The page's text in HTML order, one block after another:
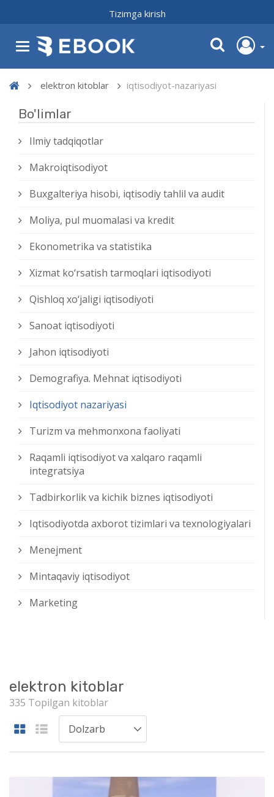
Tizimga kirish
elektron kitoblar iqtisodiyot-nazariyasi
Bo'limlar
Ilmiy tadqiqotlar
Makroiqtisodiyot
Buxgalteriya hisobi, iqtisodiy tahlil va audit
Moliya, pul muomalasi va kredit
Ekonometrika va statistika
Xizmat kо‘rsatish tarmoqlari iqtisodiyoti
Qishloq xо‘jaligi iqtisodiyoti
Sanoat iqtisodiyoti
Jahon iqtisodiyoti
Demografiya. Mehnat iqtisodiyoti
Iqtisodiyot nazariyasi
Turizm va mehmonxona faoliyati
Raqamli iqtisodiyot va xalqaro raqamli
integratsiya
Tadbirkorlik va kichik biznes iqtisodiyoti
Iqtisodiyotda axborot tizimlari va texnologiyalari
Menejment
Mintaqaviy iqtisodiyot
Marketing
elektron kitoblar
335 Topilgan kitoblar